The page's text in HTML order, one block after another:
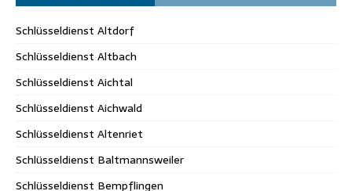
Schlüsseldienst Altdorf
Schlüsseldienst Altbach
Schlüsseldienst Aichtal
Schlüsseldienst Aichwald
Schlüsseldienst Altenriet
Schlüsseldienst Baltmannsweiler
Schlüsseldienst Bempflingen